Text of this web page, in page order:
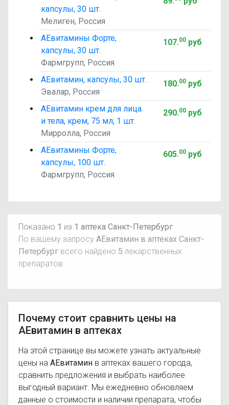
капсулы, 30 шт.
Мелиген, Россия
АЕвитамины Форте,
капсулы, 30 шт.
Фармгрупп, Россия
107.00руб
АЕвитамин, капсулы, 30 шт.
Эвалар, Россия
180.00руб
АЕвитамин крем для лица
и тела, крем, 75 мл, 1 шт.
Мирролла, Россия
290.00руб
АЕвитамины Форте,
капсулы, 100 шт.
Фармгрупп, Россия
605.00руб
Показано 1 из 1 аптека Санкт-Петербург
По вашему запросу АЕвитамин в аптеках Санкт-
Петербург всего найдено 5 лекарственных
препаратов
Почему стоит сравнить цены на
АЕвитамин в аптеках
На этой странице вы можете узнать актуальные
цены на АЕвитамин в аптеках вашего города,
сравнить предложения и выбрать наиболее
выгодный вариант. Мы ежедневно обновляем
данные о стоимости и наличии препарата, чтобы